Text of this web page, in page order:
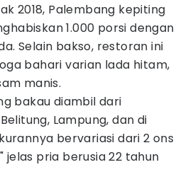
2018, Palembang kepiting
1.000 porsi dengan
Selain bakso, restoran ini
bahari varian lada hitam,
manis.
bakau diambil dari
Lampung, dan di
bervariasi dari 2 ons
jelas pria berusia 22 tahun